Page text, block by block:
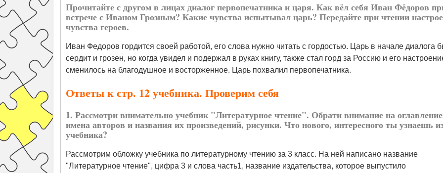
Прочитайте с другом в лицах диалог первопечатника и царя. Как вёл себя Иван Фёдоров
встрече с Иваном Грозным? Какие чувства испытывал царь? Передайте при чтении
чувства героев.
Иван Федоров гордится своей работой, его слова нужно читать с гордостью. Царь в начале диалога
сердит и грозен, но когда увидел и подержал в руках книгу, также стал горд за Россию и его
сменилось на благодушное и восторженное. Царь похвалил первопечатника.
Ответы к стр. 12 учебника. Проверим себя
1. Рассмотри внимательно учебник "Литературное чтение". Обрати внимание на
имена авторов и названия их произведений, рисунки. Что нового, интересного ты узнаешь
учебника?
Рассмотрим обложку учебника по литературному чтению за 3 класс. На ней написано название
"Литературное чтение", цифра 3 и слова часть1, название издательства, которое выпустило